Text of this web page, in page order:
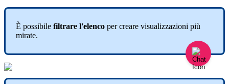
È possibile filtrare l'elenco per creare visualizzazioni più
mirate.